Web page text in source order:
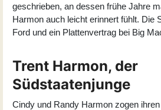
geschrieben, an dessen frühe Jahre
Harmon auch leicht erinnert fühlt. Die
Ford und ein Plattenvertrag bei Big
Trent Harmon, der
Südstaatenjunge
Cindy und Randy Harmon zogen